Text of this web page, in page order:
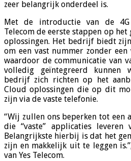
zeer belangrijk onderdeel is.
Met de introductie van de 4G
Telecom de eerste stappen op
oplossingen. Het bedrijf biedt
om een vast nummer zonder
waardoor de communicatie van
volledig geïntegreerd kunnen
bedrijf zich richten op het
Cloud oplossingen die op dit
zijn via de vaste telefonie.
“Wij zullen ons beperken tot een
die “vaste” applicaties leveren
Belangrijkste hierbij is dat het
zijn en makkelijk uit te leggen
van Yes Telecom.